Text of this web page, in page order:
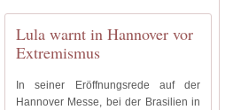
Lula warnt in Hannover vor
Extremismus
In seiner Eröffnungsrede auf der
Hannover Messe, bei der Brasilien in